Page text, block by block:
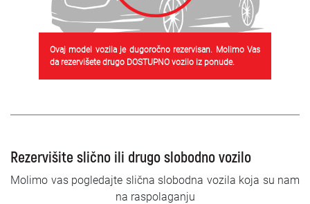
Ovaj model vozila je dugoročno rezervisan. Molimo Vas
da rezervišete drugo DOSTUPNO vozilo iz ponude.
Rezervišite slično ili drugo slobodno vozilo
Molimo vas pogledajte slična slobodna vozila koja su nam
na raspolaganju